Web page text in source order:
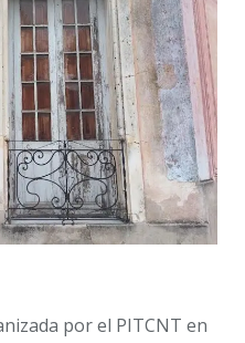
por el PITCNT en